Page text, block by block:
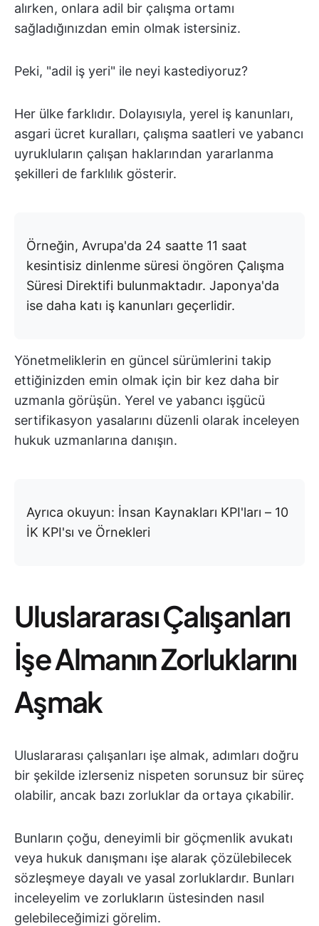
alırken, onlara adil bir çalışma ortamı
sağladığınızdan emin olmak istersiniz.
Peki, "adil iş yeri" ile neyi kastediyoruz?
Her ülke farklıdır. Dolayısıyla, yerel iş kanunları,
asgari ücret kuralları, çalışma saatleri ve yabancı
uyrukluların çalışan haklarından yararlanma
şekilleri de farklılık gösterir.
Örneğin, Avrupa'da 24 saatte 11 saat
kesintisiz dinlenme süresi öngören Çalışma
Süresi Direktifi bulunmaktadır. Japonya'da
ise daha katı iş kanunları geçerlidir.
Yönetmeliklerin en güncel sürümlerini takip
ettiğinizden emin olmak için bir kez daha bir
uzmanla görüşün. Yerel ve yabancı işgücü
sertifikasyon yasalarını düzenli olarak inceleyen
hukuk uzmanlarına danışın.
Ayrıca okuyun: İnsan Kaynakları KPI'ları – 10
İK KPI'sı ve Örnekleri
Uluslararası Çalışanları
İşe Almanın Zorluklarını
Aşmak
Uluslararası çalışanları işe almak, adımları doğru
bir şekilde izlerseniz nispeten sorunsuz bir süreç
olabilir, ancak bazı zorluklar da ortaya çıkabilir.
Bunların çoğu, deneyimli bir göçmenlik avukatı
veya hukuk danışmanı işe alarak çözülebilecek
sözleşmeye dayalı ve yasal zorluklardır. Bunları
inceleyelim ve zorlukların üstesinden nasıl
gelebileceğimizi görelim.